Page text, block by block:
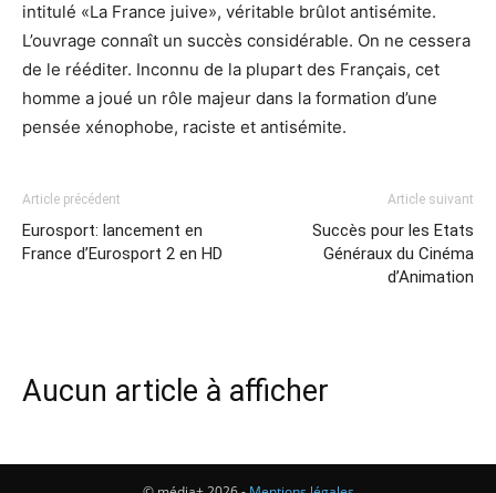
intitulé «La France juive», véritable brûlot antisémite.
L’ouvrage connaît un succès considérable. On ne cessera
de le rééditer. Inconnu de la plupart des Français, cet
homme a joué un rôle majeur dans la formation d’une
pensée xénophobe, raciste et antisémite.
Article précédent
Eurosport: lancement en
France d’Eurosport 2 en HD
Article suivant
Succès pour les Etats
Généraux du Cinéma
d’Animation
Aucun article à afficher